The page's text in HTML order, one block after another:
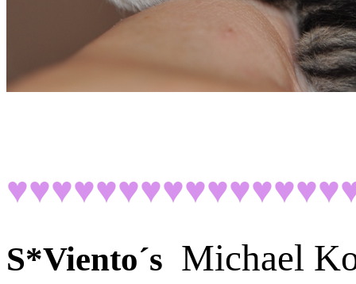
S*Viento´s Michael